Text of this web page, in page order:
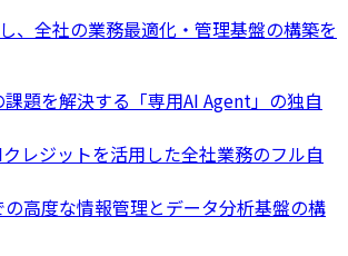
、全社の業務最適化・管理基盤の構築を
課題を解決する「専用AI Agent」の独自
レジットを活用した全社業務のフル自
高度な情報管理とデータ分析基盤の構